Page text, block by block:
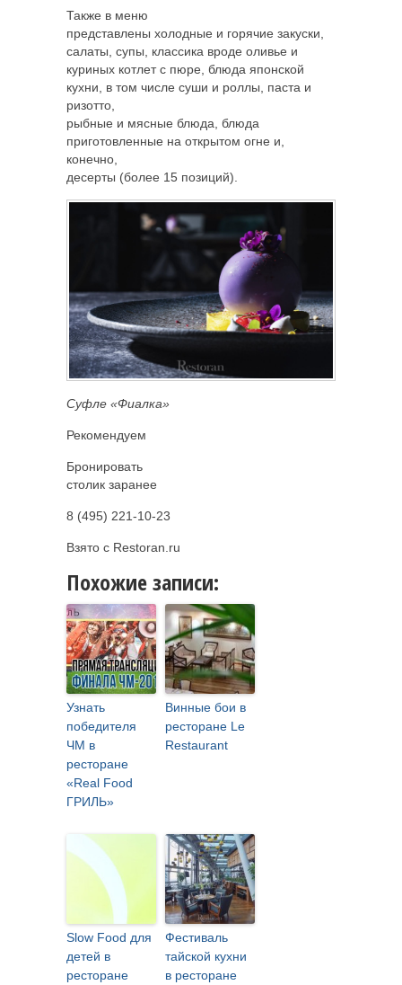
Также в меню
представлены холодные и горячие закуски,
салаты, супы, классика вроде оливье и
куриных котлет с пюре, блюда японской
кухни, в том числе суши и роллы, паста и
ризотто,
рыбные и мясные блюда, блюда
приготовленные на открытом огне и,
конечно,
десерты (более 15 позиций).
Суфле «Фиалка»
Рекомендуем
Бронировать
столик заранее
8 (495) 221-10-23
Взято с Restoran.ru
Похожие записи:
Узнать
победителя
ЧМ в
ресторане
«Real Food
ГРИЛЬ»
Винные бои в
ресторане Le
Restaurant
Slow Food для
детей в
ресторане
Фестиваль
тайской кухни
в ресторане